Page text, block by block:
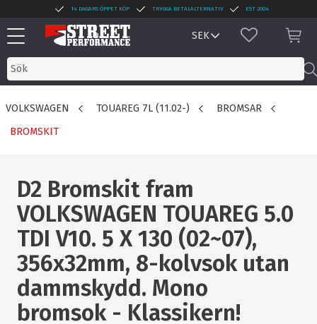
Meny
14 DAGARS ÖPPET KÖP TRYGGA BETALALTERNATIV EST 2004
FAVORITER
VOLKSWAGEN TOUAREG 7L (11.02-)
BROMSAR
BROMSKIT
D2 Bromskit fram
VOLKSWAGEN TOUAREG 5.0
TDI V10. 5 X 130 (02~07),
356x32mm, 8-kolvsok utan
dammskydd. Mono
bromsok - Klassikern!